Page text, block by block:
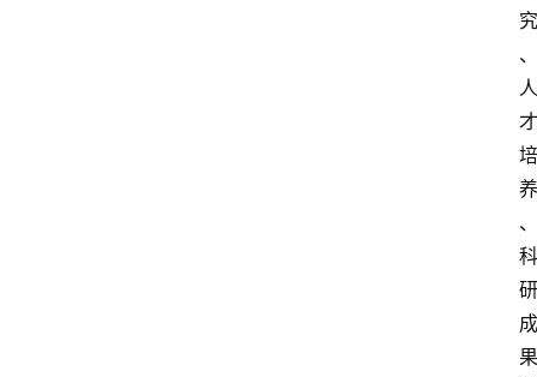
究
、
人
才
培
养
、
科
研
成
果